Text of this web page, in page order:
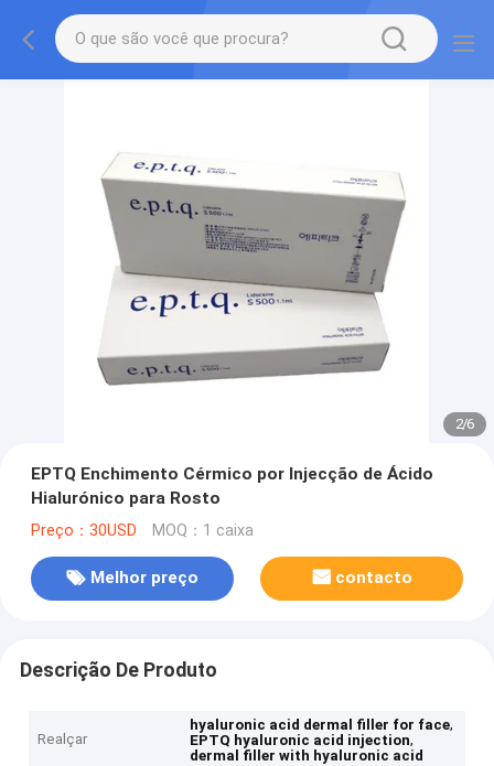
2/6
EPTQ Enchimento Cérmico por Injecção de Ácido
Hialurónico para Rosto
Preço：30USD MOQ：1 caixa
Melhor preço contacto
Descrição De Produto
Realçar
hyaluronic acid dermal filler for face,
EPTQ hyaluronic acid injection,
dermal filler with hyaluronic acid